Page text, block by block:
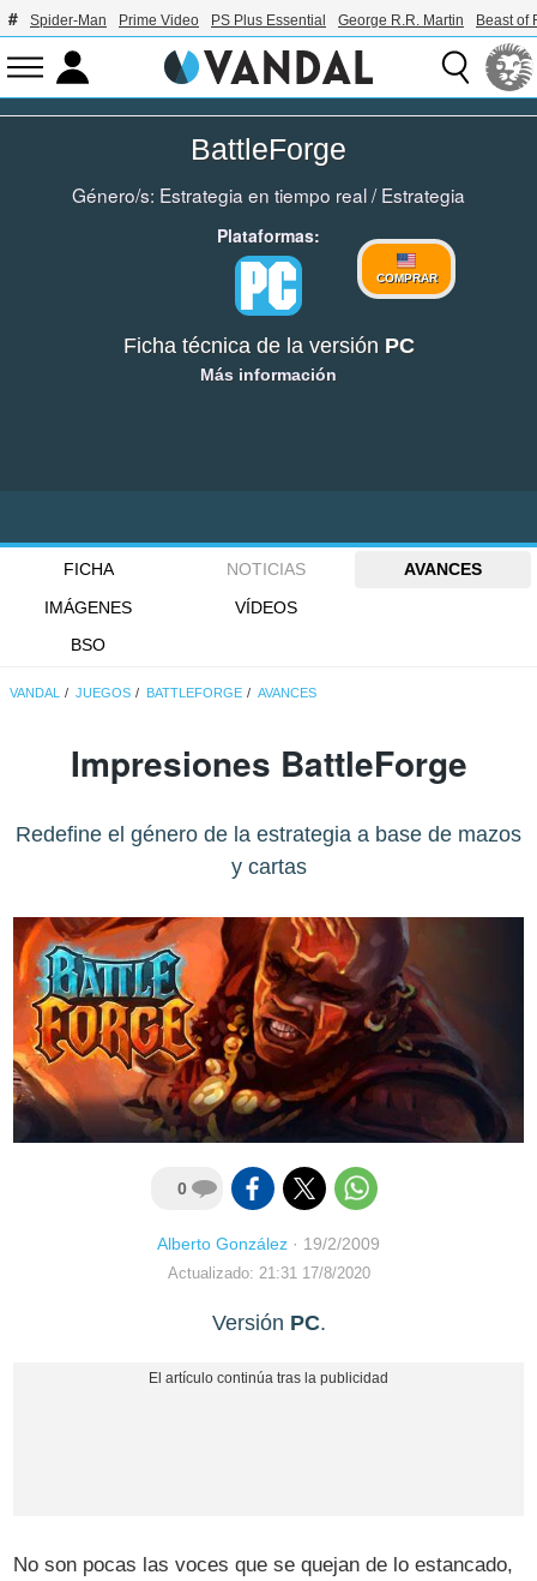
Spider-Man Prime Video PS Plus Essential George R.R. Martin Beast of
BattleForge
Género/s: Estrategia en tiempo real/Estrategia
Plataformas:
COMPRAR
Ficha técnica de la versión PC
Más información
FICHA NOTICIAS
AVANCES
IMÁGENES
VÍDEOS
BSO
VANDAL JUEGOS BATTLEFORGE AVANCES
Impresiones BattleForge
Redefine el género de la estrategia a base de mazos
y cartas
0
Alberto González · 19/2/2009
Actualizado: 21:31 17/8/2020
Versión PC.
No son pocas las voces que se quejan de lo estancado,